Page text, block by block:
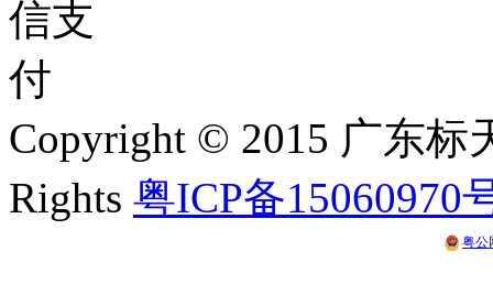
Copyright © 2015 广东
Rights 粤ICP备15060970
粤公